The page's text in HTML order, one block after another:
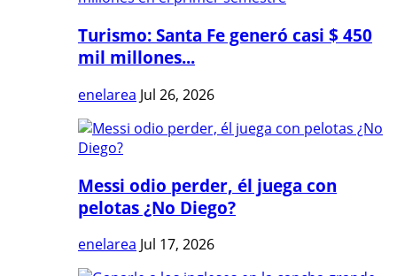
Turismo: Santa Fe generó casi $ 450
mil millones...
enelarea Jul 26, 2026
Messi odio perder, él juega con
pelotas ¿No Diego?
enelarea Jul 17, 2026